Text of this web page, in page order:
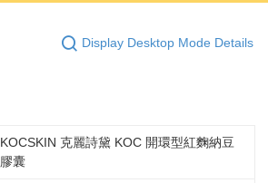
Display Desktop Mode Details
KOCSKIN 克麗詩黛 KOC 開環型紅麴納豆
膠囊